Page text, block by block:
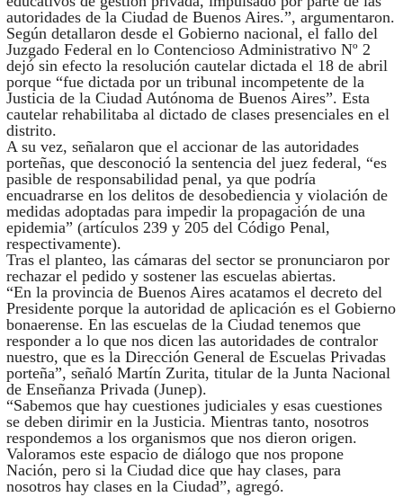
autoridades de la Ciudad de Buenos Aires.”, argumentaron.
Según detallaron desde el Gobierno nacional, el fallo del
Juzgado Federal en lo Contencioso Administrativo Nº 2
dejó sin efecto la resolución cautelar dictada el 18 de abril
porque “fue dictada por un tribunal incompetente de la
Justicia de la Ciudad Autónoma de Buenos Aires”. Esta
cautelar rehabilitaba al dictado de clases presenciales en el
distrito.
A su vez, señalaron que el accionar de las autoridades
porteñas, que desconoció la sentencia del juez federal, “es
pasible de responsabilidad penal, ya que podría
encuadrarse en los delitos de desobediencia y violación de
medidas adoptadas para impedir la propagación de una
epidemia” (artículos 239 y 205 del Código Penal,
respectivamente).
Tras el planteo, las cámaras del sector se pronunciaron por
rechazar el pedido y sostener las escuelas abiertas.
“En la provincia de Buenos Aires acatamos el decreto del
Presidente porque la autoridad de aplicación es el Gobierno
bonaerense. En las escuelas de la Ciudad tenemos que
responder a lo que nos dicen las autoridades de contralor
nuestro, que es la Dirección General de Escuelas Privadas
porteña”, señaló Martín Zurita, titular de la Junta Nacional
de Enseñanza Privada (Junep).
“Sabemos que hay cuestiones judiciales y esas cuestiones
se deben dirimir en la Justicia. Mientras tanto, nosotros
respondemos a los organismos que nos dieron origen.
Valoramos este espacio de diálogo que nos propone
Nación, pero si la Ciudad dice que hay clases, para
nosotros hay clases en la Ciudad”, agregó.